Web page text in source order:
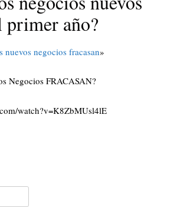
primer año?
nuevos negocios fracasan»
Negocios FRACASAN?
watch?v=K8ZbMUsl4lE